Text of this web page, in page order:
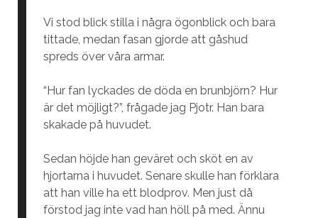
Vi stod blick stilla i några ögonblick och bara
tittade, medan fasan gjorde att gåshud
spreds över våra armar.
“Hur fan lyckades de döda en brunbjörn? Hur
är det möjligt?”, frågade jag Pjotr. Han bara
skakade på huvudet.
Sedan höjde han geväret och sköt en av
hjortarna i huvudet. Senare skulle han förklara
att han ville ha ett blodprov. Men just då
förstod jag inte vad han höll på med. Ännu